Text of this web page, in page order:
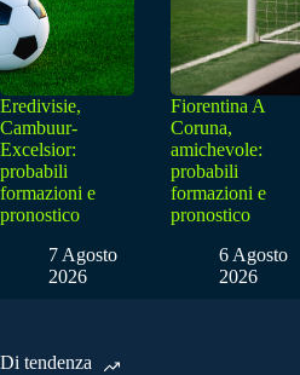
Eredivisie,
Cambuur-
Excelsior:
probabili
formazioni e
pronostico
7 Agosto
2026
Fiorentina A
Coruna,
amichevole:
probabili
formazioni e
pronostico
6 Agosto
2026
Di tendenza